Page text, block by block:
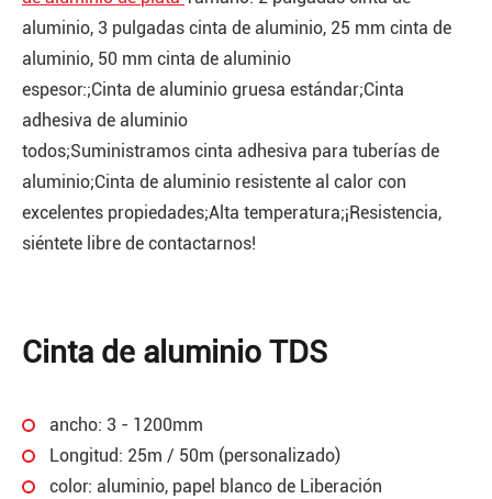
aluminio, 3 pulgadas cinta de aluminio, 25 mm cinta de
aluminio, 50 mm cinta de aluminio
espesor:;Cinta de aluminio gruesa estándar;Cinta
adhesiva de aluminio
todos;Suministramos cinta adhesiva para tuberías de
aluminio;Cinta de aluminio resistente al calor con
excelentes propiedades;Alta temperatura;¡Resistencia,
siéntete libre de contactarnos!
Cinta de aluminio TDS
ancho: 3 - 1200mm
Longitud: 25m / 50m (personalizado)
color: aluminio, papel blanco de Liberación